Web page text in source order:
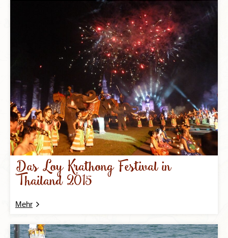
Das Loy Krathong Festival in
Thailand 2015
Mehr